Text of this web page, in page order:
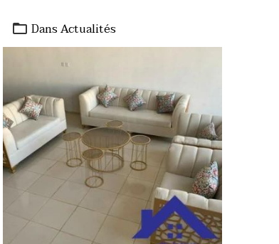
DansActualités